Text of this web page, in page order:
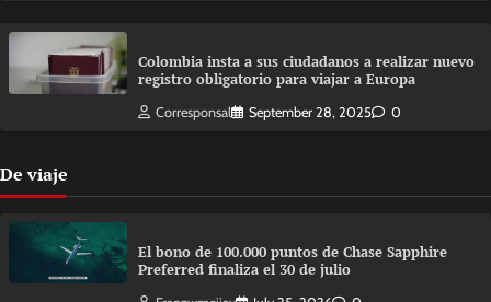
Colombia insta a sus ciudadanos a realizar nuevo
registro obligatorio para viajar a Europa
Corresponsal September 28, 2025 0
De viaje
El bono de 100.000 puntos de Chase Sapphire
Preferred finaliza el 30 de julio